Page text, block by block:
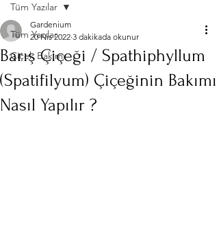
Tüm Yazılar
Çiçek Bakımı
Tüm Yazılar
Barış Çiçeği / Spathiphyllum
(Spatifilyum) Çiçeğinin Bakımı
Nasıl Yapılır ?
Gardenium
20 Nis 2022 3 dakikada okunur